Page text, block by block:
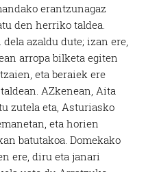
erantzunagaz
den herriko taldea.
azaldu dute; izan ere,
arropa bilketa egiten
eta beraiek ere
AZkenean, Aita
zutela eta, Asturiasko
eta horien
batutakoa. Domekako
ere, diru eta janari